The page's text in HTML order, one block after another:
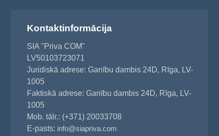
Kontaktinformācija
SIA "Priva COM"
LV50103723071
Juridiskā adrese: Ganību dambis 24D, Rīga, LV-
1005
Faktiskā adrese: Ganību dambis 24D, Rīga, LV-
1005
Mob. tālr.: (+371) 20033708
E-pasts: info@siapriva.com